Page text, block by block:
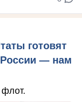
готовят
— нам
флот.